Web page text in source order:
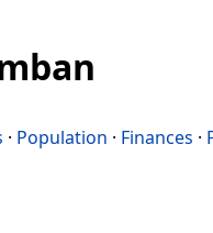
· Population · Finances ·